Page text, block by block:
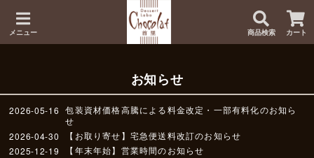
メニュー 商品検索 カート
お知らせ
2026-05-16
包装資材価格高騰による料金改定・一部有料化のお知ら
せ
2026-04-30
【お取り寄せ】宅急便送料改訂のお知らせ
2025-12-19
【年末年始】営業時間のお知らせ